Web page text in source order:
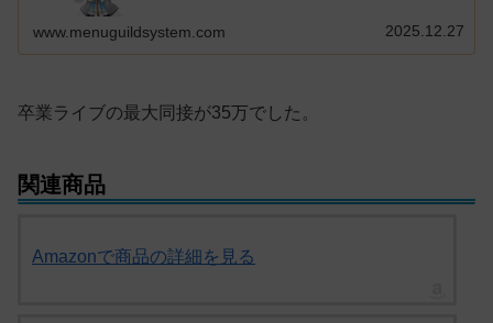
www.menuguildsystem.com 2025.12.27
卒業ライブの最大同接が35万でした。
関連商品
Amazonで商品の詳細を見る